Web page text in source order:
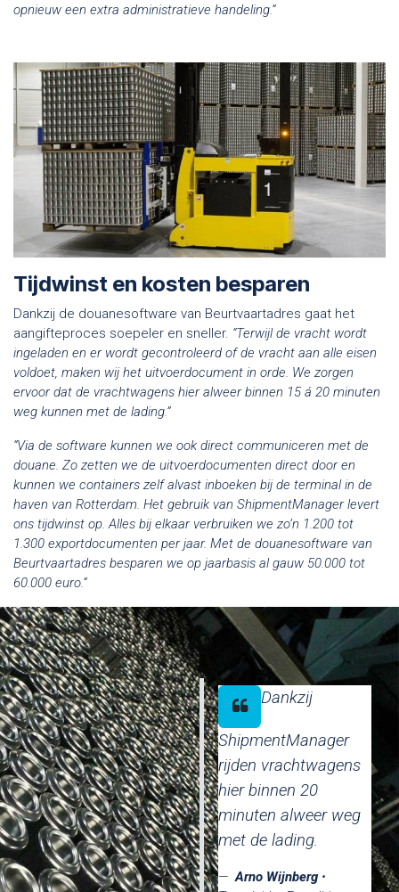
opnieuw een extra administratieve handeling.”
Tijdwinst en kosten besparen
Dankzij de douanesoftware van Beurtvaartadres gaat het
aangifteproces soepeler en sneller. “Terwijl de vracht wordt
ingeladen en er wordt gecontroleerd of de vracht aan alle eisen
voldoet, maken wij het uitvoerdocument in orde. We zorgen
ervoor dat de vrachtwagens hier alweer binnen 15 á 20 minuten
weg kunnen met de lading.”
“Via de software kunnen we ook direct communiceren met de
douane. Zo zetten we de uitvoerdocumenten direct door en
kunnen we containers zelf alvast inboeken bij de terminal in de
haven van Rotterdam. Het gebruik van ShipmentManager levert
ons tijdwinst op. Alles bij elkaar verbruiken we zo’n 1.200 tot
1.300 exportdocumenten per jaar. Met de douanesoftware van
Beurtvaartadres besparen we op jaarbasis al gauw 50.000 tot
60.000 euro.”
Dankzij
ShipmentManager
rijden vrachtwagens
hier binnen 20
minuten alweer weg
met de lading.
Arno Wijnberg •